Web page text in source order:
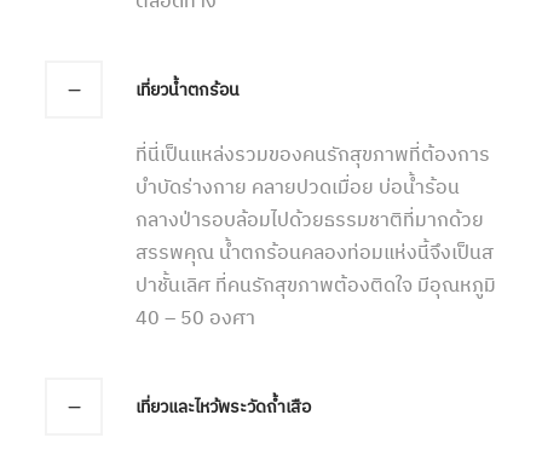
เที่ยวน้ำตกร้อน
ที่นี่เป็นแหล่งรวมของคนรักสุขภาพที่ต้องการ
บำบัดร่างกาย คลายปวดเมื่อย บ่อน้ำร้อน
กลางป่ารอบล้อมไปด้วยธรรมชาติที่มากด้วย
สรรพคุณ น้ำตกร้อนคลองท่อมแห่งนี้จึงเป็นส
ปาชั้นเลิศ ที่คนรักสุขภาพต้องติดใจ มีอุณหภูมิ
40 – 50 องศา
เที่ยวและไหว้พระวัดถ้ำเสือ